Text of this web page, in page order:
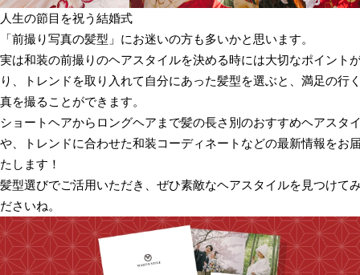
人生の節目を祝う結婚式
「前撮り写真の髪型」にお迷いの方も多いかと思います。
実は和装の前撮りのヘアスタイルを決める時には大切なポイント
り、トレンドを取り入れて自分にあった髪型を選ぶと、満足の行
真を撮ることができます。
ショートヘアからロングヘアまで髪の長さ別のおすすめヘアスタ
や、トレンドに合わせた和装コーディネートなどの最新情報をお
たします！
髪型選びでご活用いただき、ぜひ素敵なヘアスタイルを見つけて
ださいね。